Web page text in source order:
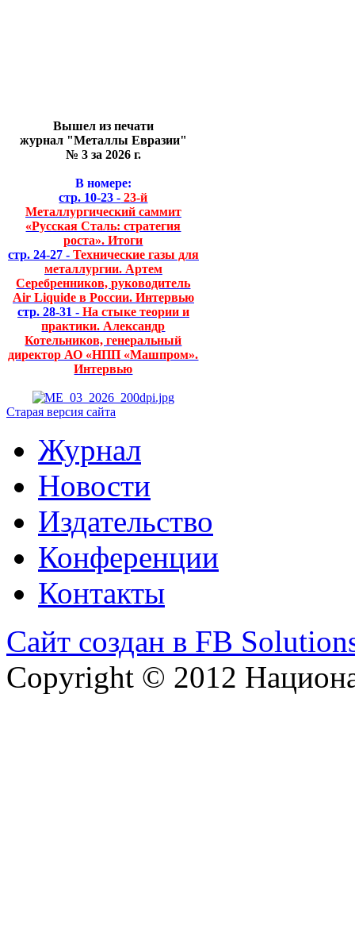
Вышел из печати
журнал "Металлы Евразии"
№ 3 за 2026 г.
В номере:
стр. 10-23 - 23-й
Металлургический саммит
«Русская Сталь: стратегия
роста». Итоги
стр. 24-27 - Технические газы для
металлургии. Артем
Серебренников, руководитель
Air Liquide в России. Интервью
стр. 28-31 - На стыке теории и
практики. Александр
Котельников, генеральный
директор АО «НПП «Машпром».
Интервью
Старая версия сайта
Журнал
Новости
Издательство
Конференции
Контакты
Сайт создан в FB
Copyright © 2012